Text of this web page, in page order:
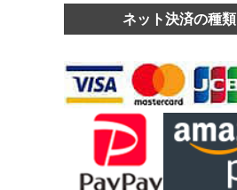
ネット決済の種類